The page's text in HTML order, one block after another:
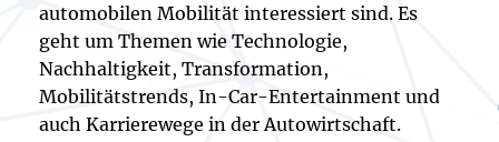
automobilen Mobilität interessiert sind. Es
geht um Themen wie Technologie,
Nachhaltigkeit, Transformation,
Mobilitätstrends, In-Car-Entertainment und
auch Karrierewege in der Autowirtschaft.